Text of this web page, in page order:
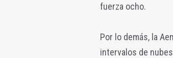
fuerza ocho.
Por lo demás, la
intervalos de